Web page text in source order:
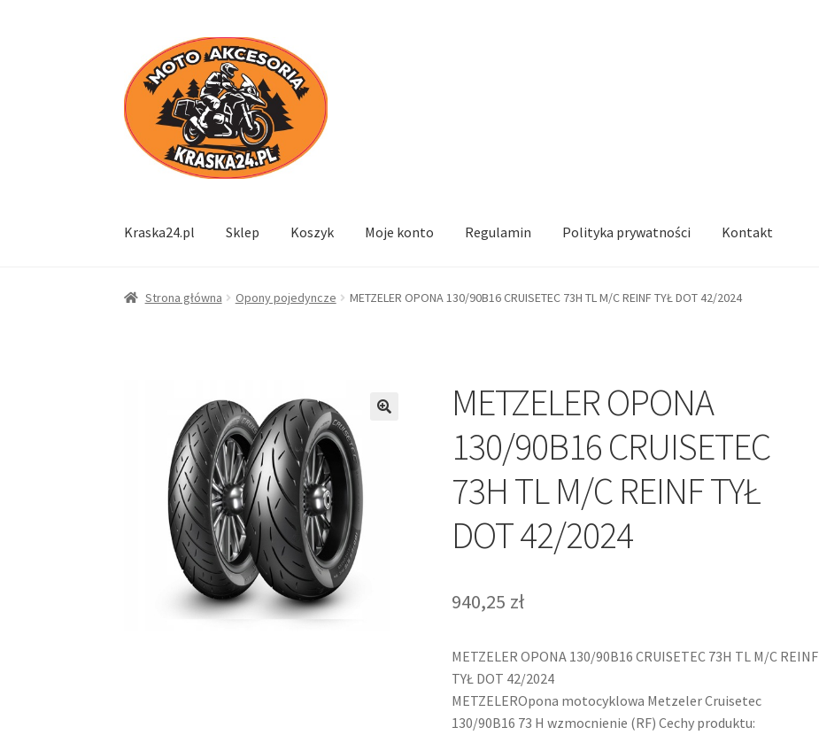
Przejdź
do
nawigacji
Przejdź
do
treści
Kraska24.pl Sklep Koszyk Moje konto Regulamin Polityka prywatności Kontakt
Strona główna Opony pojedyncze METZELER OPONA 130/90B16 CRUISETEC 73H TL M/C REINF TYŁ DOT 42/2024
METZELER OPONA
130/90B16 CRUISETEC
73H TL M/C REINF TYŁ
DOT 42/2024
940,25 zł
METZELER OPONA 130/90B16 CRUISETEC 73H TL M/C REINF
TYŁ DOT 42/2024
METZELEROpona motocyklowa Metzeler Cruisetec
130/90B16 73 H wzmocnienie (RF) Cechy produktu: